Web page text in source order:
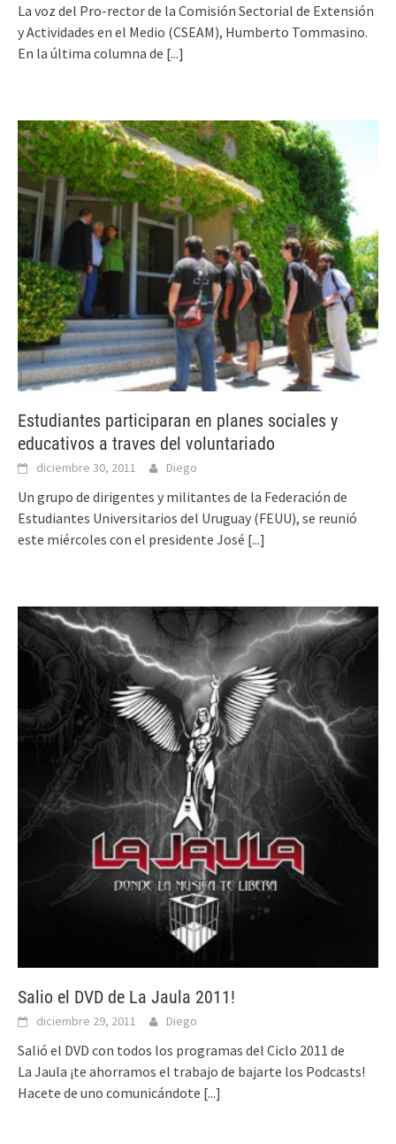
La voz del Pro-rector de la Comisión Sectorial de Extensión
y Actividades en el Medio (CSEAM), Humberto Tommasino.
En la última columna de [...]
Estudiantes participaran en planes sociales y
educativos a traves del voluntariado
diciembre 30, 2011 Diego
Un grupo de dirigentes y militantes de la Federación de
Estudiantes Universitarios del Uruguay (FEUU), se reunió
este miércoles con el presidente José [...]
Salio el DVD de La Jaula 2011!
diciembre 29, 2011 Diego
Salió el DVD con todos los programas del Ciclo 2011 de
La Jaula ¡te ahorramos el trabajo de bajarte los Podcasts!
Hacete de uno comunicándote [...]